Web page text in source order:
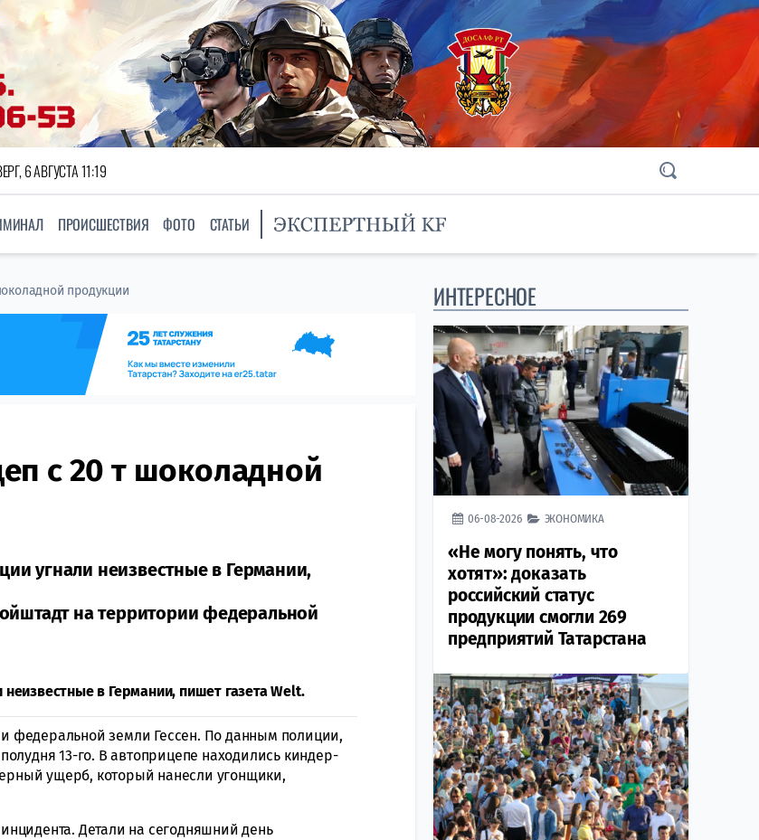
6 АВГУСТА 11:19
ПРОИСШЕСТВИЯ ФОТО СТАТЬИ
продукции
с 20 т шоколадной
угнали неизвестные в Германии,
на территории федеральной
в Германии, пишет газета Welt.
федеральной земли Гессен. По данным полиции,
13-го. В автоприцепе находились киндер-
ущерб, который нанесли угонщики,
Детали на сегодняшний день
ИНТЕРЕСНОЕ
06-08-2026 ЭКОНОМИКА
«Не могу понять, что
хотят»: доказать
российский статус
продукции смогли 269
предприятий Татарстана